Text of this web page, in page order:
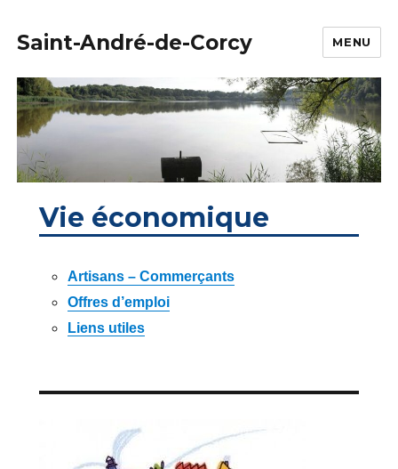
Saint-André-de-Corcy MENU
Vie économique
Artisans – Commerçants
Offres d’emploi
Liens utiles